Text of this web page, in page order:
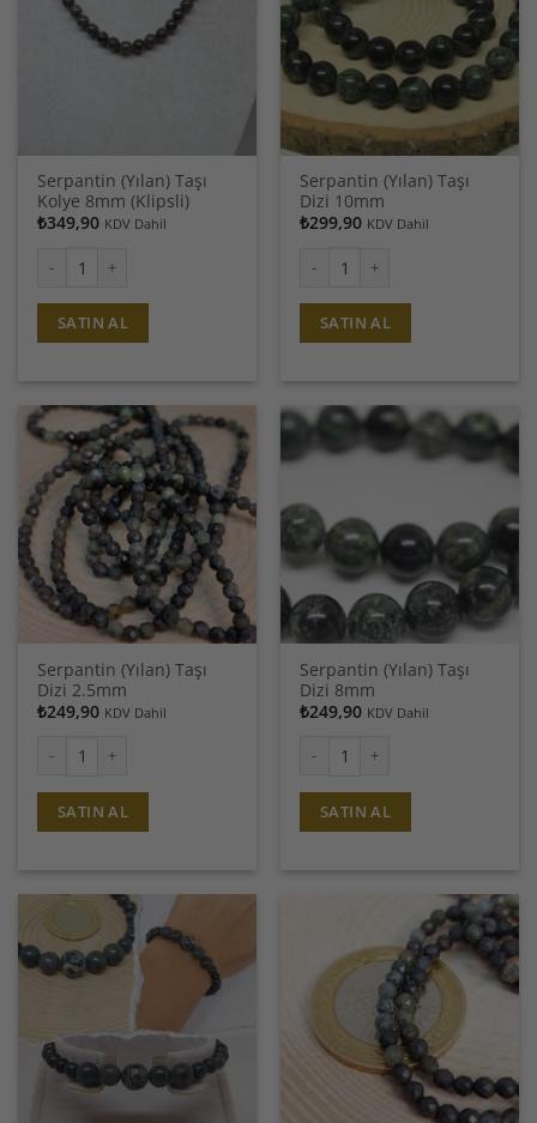
Serpantin (Yılan) Taşı
Kolye 8mm (Klipsli)
₺349,90 KDV Dahil
Serpantin (Yılan) Taşı Kolye 8mm (Klipsli) adet
SATIN AL
Serpantin (Yılan) Taşı
Dizi 10mm
₺299,90 KDV Dahil
Serpantin (Yılan) Taşı Dizi 10mm
SATIN AL
Serpantin (Yılan) Taşı
Dizi 2.5mm
₺249,90 KDV Dahil
Serpantin (Yılan) Taşı Dizi 2.5mm adet
SATIN AL
Serpantin (Yılan) Taşı
Dizi 8mm
₺249,90 KDV Dahil
Serpantin (Yılan) Taşı Dizi 8mm
SATIN AL